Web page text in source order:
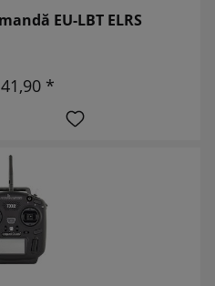
EU-LBT ELRS
*